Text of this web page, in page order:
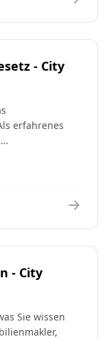
- City
erfahrenes
- City
Sie wissen